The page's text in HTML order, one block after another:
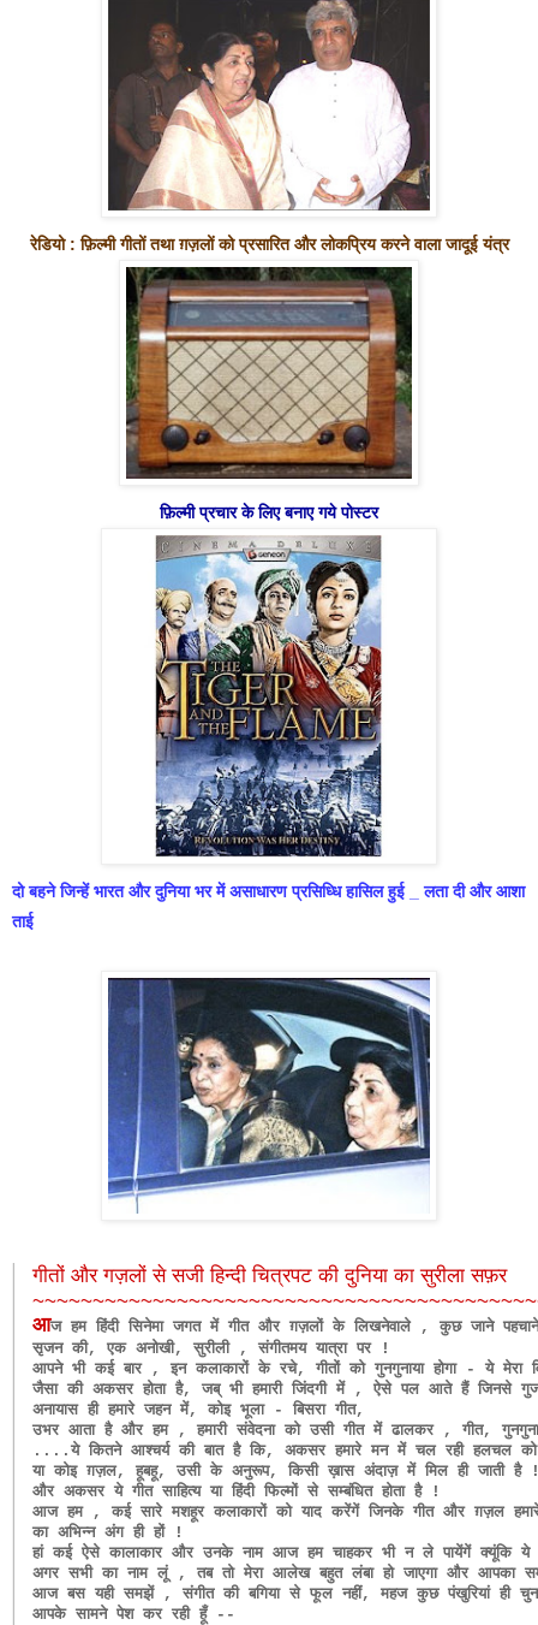
रेडियो : फ़िल्मी गीतों तथा ग़ज़लों को प्रसारित और लोकप्रिय करने वाला जादूई यंत्र
फ़िल्मी प्रचार के लिए बनाए गये पोस्टर
दो बहने जिन्हें भारत और दुनिया भर में असाधारण प्रसिध्धिहासिल हुई _ लता दी और आशा
ताई
गीतों और गज़लों से सजी हिन्दी चित्रपट की दुनिया का सुरीला सफ़र
~~~~~~~~~~~~~~~~~~~~~~~~~~~~~~
आज हम हिंदी सिनेमा जगत में गीत और ग़ज़लों के लिखनेवाले , कुछ जाने
सृजन की, एक अनोखी, सुरीली , संगीतमय यात्रा पर !
आपने भी कई बार , इन कलाकारों के रचे, गीतों को गुनगुनाया होगा - ये मेरा
जैसा की अकसर होता है, जब् भी हमारी जिंदगी में , ऐसे पल आते हैं जिनसे
अनायास ही हमारे जहन में, कोइ भूला - बिसरा गीत,
उभर आता है और हम , हमारी संवेदना को उसी गीत में ढालकर ,
गीत,
....ये कितने आश्चर्य की बात है कि, अकसर हमारे मन में चल रही हलचल
या कोइ ग़ज़ल, हूबहू, उसी के अनुरूप, किसी ख़ास अंदाज़ में मिल ही जाती है
और अकसर ये गीत साहित्य या हिंदी फिल्मों से सम्बंधित होता है !
आज हम , कई सारे मशहूर कलाकारों को याद करेंगें जिनके गीत और ग़ज़ल हमारे
का अभिन्न अंग ही हों !
हां कई ऐसे कालाकार और उनके नाम आज हम चाहकर भी न ले पायेंगें क्यूंकि
अगर सभी का नाम लूं , तब तो मेरा आलेख बहुत लंबा हो जाएगा और आपका
आज बस यही समझें , संगीत की बगिया से फूल नहीं, महज कुछ पंखुरियां ही
आपके सामने पेश कर रही हूँ --